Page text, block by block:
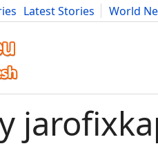
Latest Stories
World
Cars Advice Science